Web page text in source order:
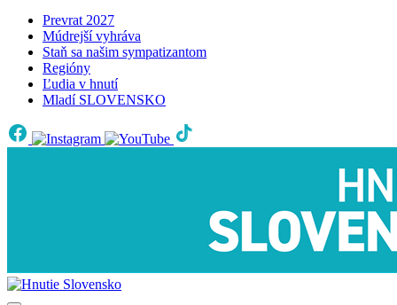
Prevrat 2027
Múdrejší vyhráva
Staň sa našim sympatizantom
Regióny
Ľudia v hnutí
Mladí SLOVENSKO